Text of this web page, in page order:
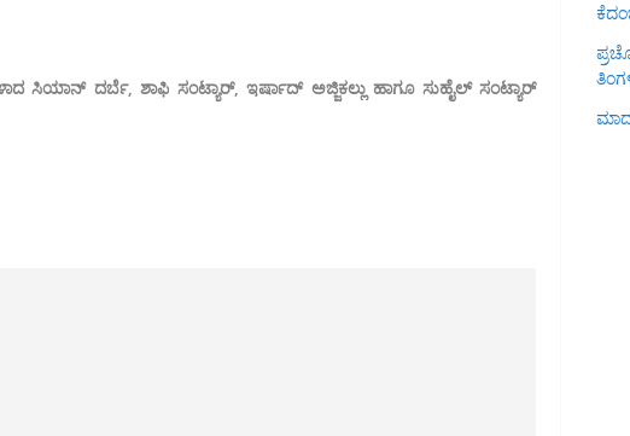
ಸಿಯಾನ್ ದರ್ಬೆ, ಶಾಫಿ ಸಂಟ್ಯಾರ್, ಇರ್ಷಾದ್ ಅಜ್ಜಿಕಲ್ಲು ಹಾಗೂ ಸುಹೈಲ್ ಸಂಟ್ಯಾರ್